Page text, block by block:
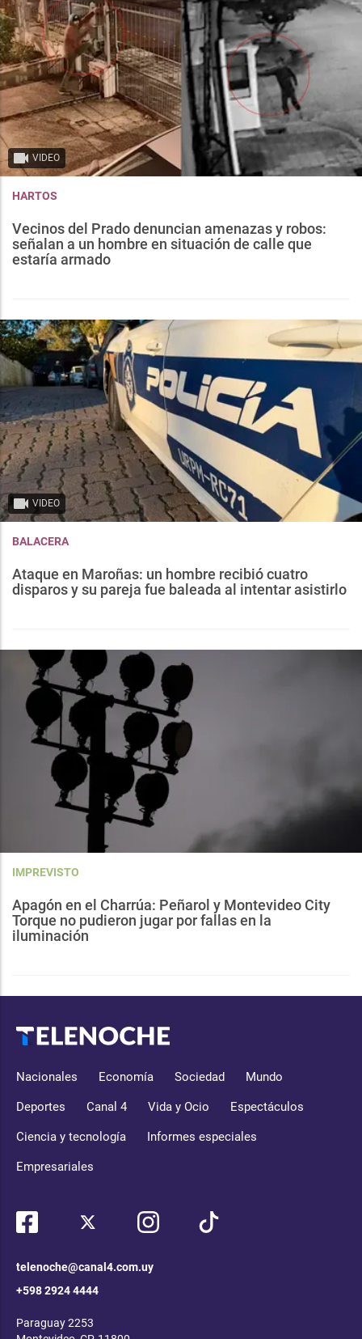
VIDEO
HARTOS
Vecinos del Prado denuncian amenazas y robos:
señalan a un hombre en situación de calle que
estaría armado
VIDEO
BALACERA
Ataque en Maroñas: un hombre recibió cuatro
disparos y su pareja fue baleada al intentar asistirlo
IMPREVISTO
Apagón en el Charrúa: Peñarol y Montevideo City
Torque no pudieron jugar por fallas en la
iluminación
Nacionales Economía Sociedad Mundo
Deportes Canal 4 Vida y Ocio Espectáculos
Ciencia y tecnología Informes especiales
Empresariales
telenoche@canal4.com.uy
+598 2924 4444
Paraguay 2253